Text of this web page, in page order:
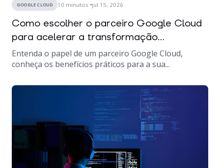
GOOGLE CLOUD 10 minutos jul 15, 2026
Como escolher o parceiro Google Cloud
para acelerar a transformação...
Entenda o papel de um parceiro Google Cloud,
conheça os benefícios práticos para a sua...